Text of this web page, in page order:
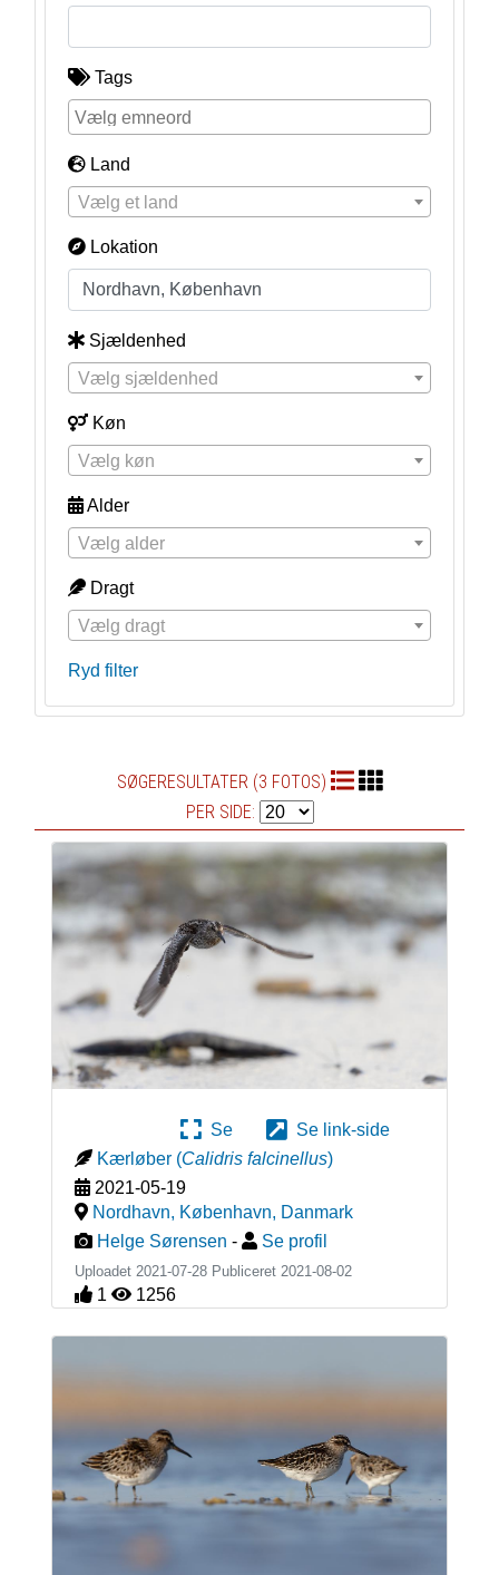
Tags
Land
Vælg et land
Lokation
Sjældenhed
Vælg sjældenhed
Køn
Vælg køn
Alder
Vælg alder
Dragt
Vælg dragt
Ryd filter
SØGERESULTATER (3 FOTOS)
PER SIDE:
Se
Se link-side
Kærløber (Calidris falcinellus)
2021-05-19
Nordhavn, København, Danmark
Helge Sørensen - Se profil
Uploadet 2021-07-28 Publiceret 2021-08-02
1 1256